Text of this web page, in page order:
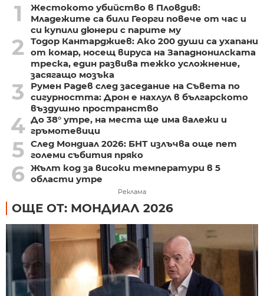
1
Жестокото убийство в Пловдив:
Младежите са били Георги повече от час и
си купили дюнери с парите му
2
Тодор Кантарджиев: Ако 200 души са ухапани
от комар, носещ вируса на Западнонилската
треска, един развива тежко усложнение,
засягащо мозъка
3
Румен Радев след заседание на Съвета по
сигурността: Дрон е нахлул в българското
въздушно пространство
4 До 38° утре, на места ще има валежи и
гръмотевици
5 След Мондиал 2026: БНТ излъчва още пет
големи събития пряко
6 Жълт код за високи температури в 5
области утре
Реклама
ОЩЕ ОТ: МОНДИАЛ 2026